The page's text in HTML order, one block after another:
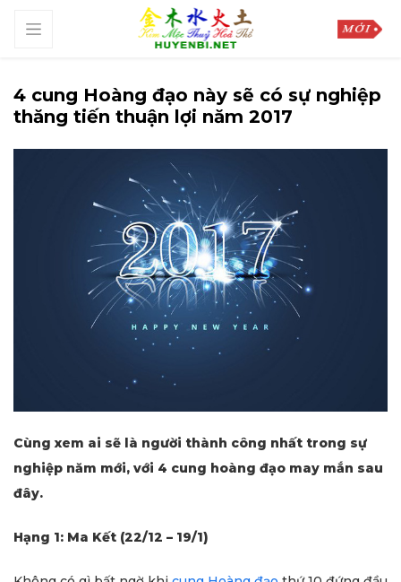
4 cung Hoàng đạo này sẽ có sự nghiệp
thăng tiến thuận lợi năm 2017
Cùng xem ai sẽ là người thành công nhất trong sự
nghiệp năm mới, với 4 cung hoàng đạo may mắn sau
đây.
Hạng 1: Ma Kết (22/12 – 19/1)